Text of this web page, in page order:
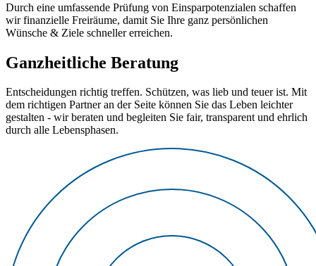
Durch eine umfassende Prüfung von Einsparpotenzialen schaffen
wir finanzielle Freiräume, damit Sie Ihre ganz persönlichen
Wünsche & Ziele schneller erreichen.
Ganzheitliche Beratung
Entscheidungen richtig treffen. Schützen, was lieb und teuer ist. Mit
dem richtigen Partner an der Seite können Sie das Leben leichter
gestalten - wir beraten und begleiten Sie fair, transparent und ehrlich
durch alle Lebensphasen.